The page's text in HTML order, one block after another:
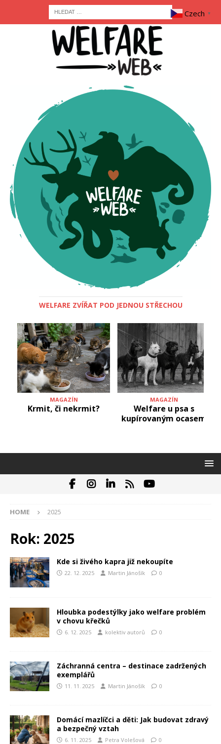
WELFARE ZVÍŘAT POD JEDNOU STŘECHOU
MAGAZÍN
Krmit, či nekrmit?
MAGAZÍN
Welfare u psa s
kupírovaným ocasem
HOME 2025
Rok: 2025
Kde si živého kapra již nekoupíte
22. 12. 2025 Martin Jánošík 0
Hloubka podestýlky jako welfare problém
v chovu křečků
6. 12. 2025 kolektiv autorů 0
Záchranná centra – destinace zadržených
exemplářů
11. 11. 2025 Martin Jánošík 0
Domácí mazlíčci a děti: Jak budovat zdravý
a bezpečný vztah
6. 11. 2025 Petra Volešová 0
Czech ▼